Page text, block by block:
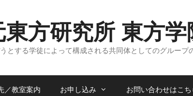
方研究所 東方学
とする学徒によって構成される共同体としてのグループ
／教室案内 お申し込み お問い合わせはこち